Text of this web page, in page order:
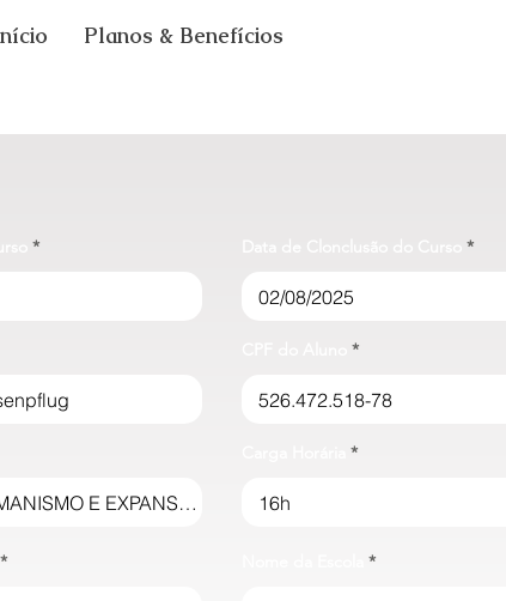
Planos & Benefícios